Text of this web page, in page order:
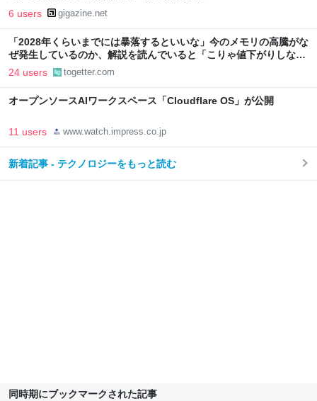
6 users gigazine.net
「2028年くらいまでには暴落するといいな」今のメモリの高騰がな
ぜ発生しているのか、解説を読んでいると「こりゃ値下がりしない
わ」と思う
24 users togetter.com
オープンソースAIワークスペース「Cloudflare OS」が公開
11 users www.watch.impress.co.jp
新着記事 - テクノロジーをもっと読む
同時期にブックマークされた記事